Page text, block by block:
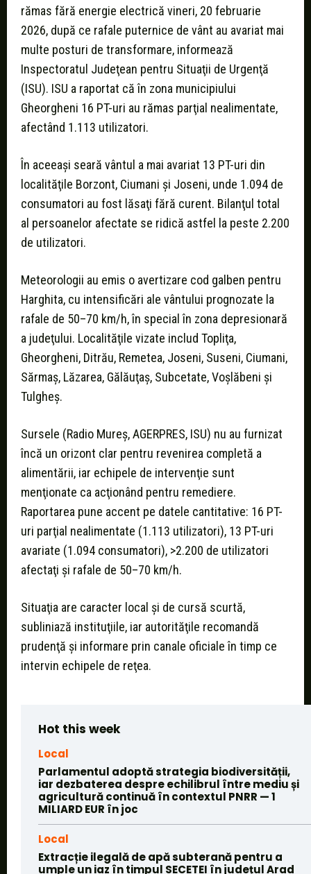
rămas fără energie electrică vineri, 20 februarie
2026, după ce rafale puternice de vânt au avariat mai
multe posturi de transformare, informează
Inspectoratul Judeţean pentru Situaţii de Urgenţă
(ISU). ISU a raportat că în zona municipiului
Gheorgheni 16 PT-uri au rămas parţial nealimentate,
afectând 1.113 utilizatori.
În aceeaşi seară vântul a mai avariat 13 PT-uri din
localităţile Borzont, Ciumani şi Joseni, unde 1.094 de
consumatori au fost lăsaţi fără curent. Bilanţul total
al persoanelor afectate se ridică astfel la peste 2.200
de utilizatori.
Meteorologii au emis o avertizare cod galben pentru
Harghita, cu intensificări ale vântului prognozate la
rafale de 50–70 km/h, în special în zona depresionară
a judeţului. Localităţile vizate includ Topliţa,
Gheorgheni, Ditrău, Remetea, Joseni, Suseni, Ciumani,
Sărmaş, Lăzarea, Gălăuţaş, Subcetate, Voşlăbeni şi
Tulgheş.
Sursele (Radio Mureş, AGERPRES, ISU) nu au furnizat
încă un orizont clar pentru revenirea completă a
alimentării, iar echipele de intervenţie sunt
menţionate ca acţionând pentru remediere.
Raportarea pune accent pe datele cantitative: 16 PT-
uri parţial nealimentate (1.113 utilizatori), 13 PT-uri
avariate (1.094 consumatori), >2.200 de utilizatori
afectaţi şi rafale de 50–70 km/h.
Situaţia are caracter local şi de cursă scurtă,
subliniază instituţiile, iar autorităţile recomandă
prudenţă şi informare prin canale oficiale în timp ce
intervin echipele de reţea.
Hot this week
Local
Parlamentul adoptă strategia biodiversității,
iar dezbaterea despre echilibrul între mediu și
agricultură continuă în contextul PNRR — 1
MILIARD EUR în joc
Local
Extracție ilegală de apă subterană pentru a
umple un iaz în timpul SECETEI în județul Arad